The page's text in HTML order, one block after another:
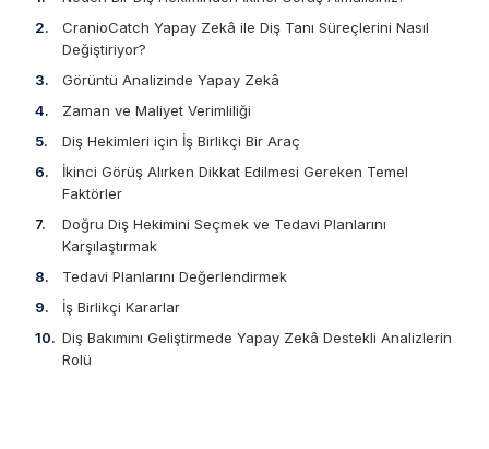
CranioCatch Yapay Zekâ ile Diş Tanı Süreçlerini Nasıl
Değiştiriyor?
Görüntü Analizinde Yapay Zekâ
Zaman ve Maliyet Verimliliği
Diş Hekimleri için İş Birlikçi Bir Araç
İkinci Görüş Alırken Dikkat Edilmesi Gereken Temel
Faktörler
Doğru Diş Hekimini Seçmek ve Tedavi Planlarını
Karşılaştırmak
Tedavi Planlarını Değerlendirmek
İş Birlikçi Kararlar
Diş Bakımını Geliştirmede Yapay Zekâ Destekli Analizlerin
Rolü